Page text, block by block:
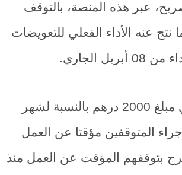
عبر هذه المنصة، بالتوقف
عن العمل برسم شهر مارس 2020 ، مما نتج عنه الأداء الفعلي للتعويضات
ولصرف هذا التعويض الجزافي السالف الذكر، والمحدد في مبلغ 2000 درهم بالنسبة لشهر
المتوقفين مؤقتا عن العمل
بالأجراء المصرح بتوقفهم المؤقت عن العمل منذ